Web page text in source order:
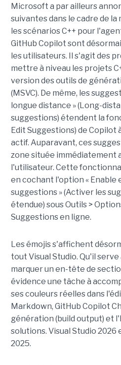
Microsoft a par ailleurs
suivantes dans le cadre de la
les scénarios C++ pour
GitHub Copilot sont
les utilisateurs. Il s'agit des
mettre à niveau les projets
version des outils de
(MSVC). De même, les
longue distance » (Long-
suggestions) étendent la
Edit Suggestions) de Copilot
actif. Auparavant, ces
zone située immédiatement
l'utilisateur. Cette
en cochant l'option « Enable
suggestions » (Activer les
étendue) sous Outils >
Suggestions en ligne.
Les émojis s'affichent
tout Visual Studio. Qu'il serve
marquer un en-tête de
évidence une tâche à
ses couleurs réelles dans
Markdown, GitHub Copilot
génération (build output) et
solutions. Visual Studio
2025.